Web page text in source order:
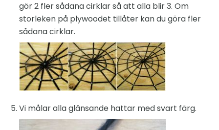
gör 2 fler sådana cirklar så att alla blir 3. Om
storleken på plywoodet tillåter kan du göra fler
sådana cirklar.
Vi målar alla glänsande hattar med svart färg.